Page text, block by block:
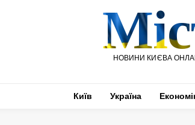
НОВИНИ КИЄВА
Київ Україна